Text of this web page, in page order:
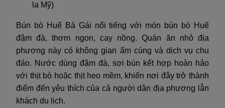
la Mỹ)
Bún bò Huế Bà Gái nổi tiếng với món bún bò Huế
đậm đà, thơm ngon, cay nồng. Quán ăn nhỏ địa
phương này có không gian ấm cúng và dịch vụ chu
đáo. Nước dùng đậm đà, sợi bún kết hợp hoàn hảo
với thịt bò hoặc thịt heo mềm, khiến nơi đây trở thành
điểm đến yêu thích của cả người dân địa phương lẫn
khách du lịch.